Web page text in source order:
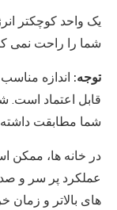
یک واحد کوچکتر
شما را راحت نمی
توجه: اندازه
قابل اعتماد است.
شما مطابقت
در خانه ها، ممکن
عملکرد پر سر و
های بالاتر و زمان